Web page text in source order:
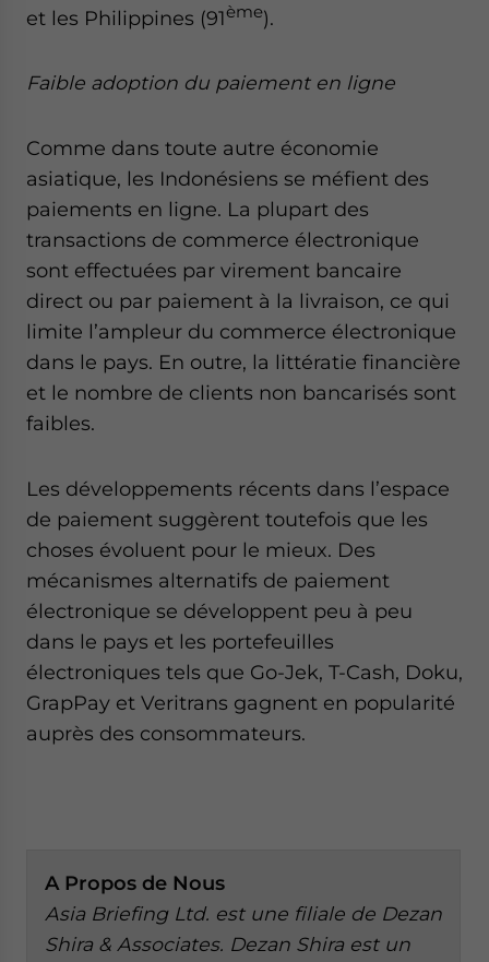
et les Philippines (91ème).
Faible adoption du paiement en ligne
Comme dans toute autre économie
asiatique, les Indonésiens se méfient des
paiements en ligne. La plupart des
transactions de commerce électronique
sont effectuées par virement bancaire
direct ou par paiement à la livraison, ce qui
limite l’ampleur du commerce électronique
dans le pays. En outre, la littératie financière
et le nombre de clients non bancarisés sont
faibles.
Les développements récents dans l’espace
de paiement suggèrent toutefois que les
choses évoluent pour le mieux. Des
mécanismes alternatifs de paiement
électronique se développent peu à peu
dans le pays et les portefeuilles
électroniques tels que Go-Jek, T-Cash, Doku,
GrapPay et Veritrans gagnent en popularité
auprès des consommateurs.
APropos de Nous
Asia Briefing Ltd. est une filiale de Dezan
Shira & Associates. Dezan Shira est un